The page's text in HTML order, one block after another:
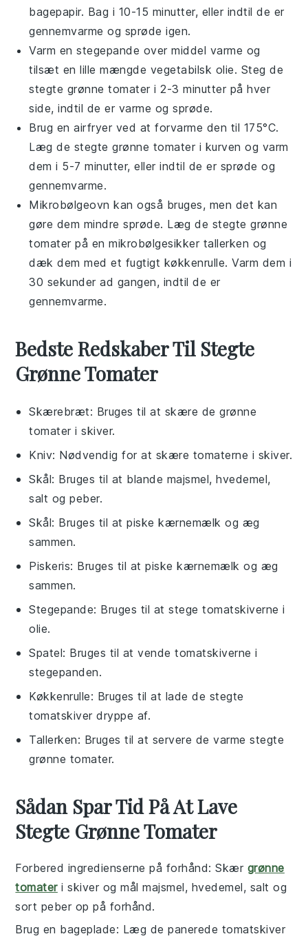
bagepapir. Bag i 10-15 minutter, eller indtil de er
gennemvarme og sprøde igen.
Varm en stegepande over middel varme og
tilsæt en lille mængde vegetabilsk olie. Steg de
stegte grønne tomater i 2-3 minutter på hver
side, indtil de er varme og sprøde.
Brug en airfryer ved at forvarme den til 175°C.
Læg de stegte grønne tomater i kurven og varm
dem i 5-7 minutter, eller indtil de er sprøde og
gennemvarme.
Mikrobølgeovn kan også bruges, men det kan
gøre dem mindre sprøde. Læg de stegte grønne
tomater på en mikrobølgesikker tallerken og
dæk dem med et fugtigt køkkenrulle. Varm dem i
30 sekunder ad gangen, indtil de er
gennemvarme.
Bedste Redskaber Til Stegte
Grønne Tomater
Skærebræt: Bruges til at skære de grønne
tomater i skiver.
Kniv: Nødvendig for at skære tomaterne i skiver.
Skål: Bruges til at blande majsmel, hvedemel,
salt og peber.
Skål: Bruges til at piske kærnemælk og æg
sammen.
Piskeris: Bruges til at piske kærnemælk og æg
sammen.
Stegepande: Bruges til at stege tomatskiverne i
olie.
Spatel: Bruges til at vende tomatskiverne i
stegepanden.
Køkkenrulle: Bruges til at lade de stegte
tomatskiver dryppe af.
Tallerken: Bruges til at servere de varme stegte
grønne tomater.
Sådan Spar Tid På At Lave
Stegte Grønne Tomater
Forbered ingredienserne på forhånd: Skær grønne
tomateri skiver og målmajsmel, hvedemel, salt og
sort peber op på forhånd.
Brug en bageplade: Læg de panerede tomatskiver